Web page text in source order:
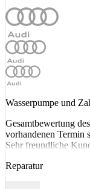
Wasserpumpe und
Gesamtbewertung
vorhandenen Termin
Sehr freundliche
Reparatur